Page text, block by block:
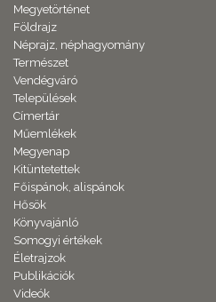
Megyetörténet
Földrajz
Néprajz, néphagyomány
Természet
Vendégváró
Települések
Címertár
Műemlékek
Megyenap
Kitüntetettek
Főispánok, alispánok
Hősök
Könyvajánló
Somogyi értékek
Életrajzok
Publikációk
Videók